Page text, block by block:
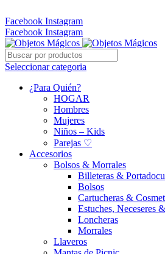
Facebook Instagram
Facebook Instagram
Seleccionar categoria
¿Para Quién?
HOGAR
Hombres
Mujeres
Niños – Kids
Parejas ♡
Accesorios
Bolsos & Morrales
Billeteras &
Bolsos
Cartucheras &
Estuches, Neceseres
Loncheras
Morrales
Llaveros